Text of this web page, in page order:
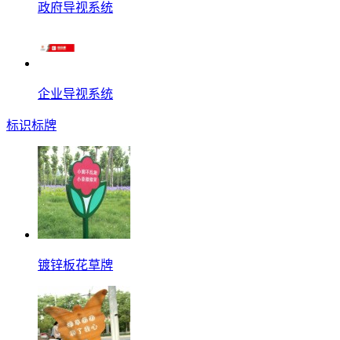
政府导视系统
企业导视系统
标识标牌
镀锌板花草牌